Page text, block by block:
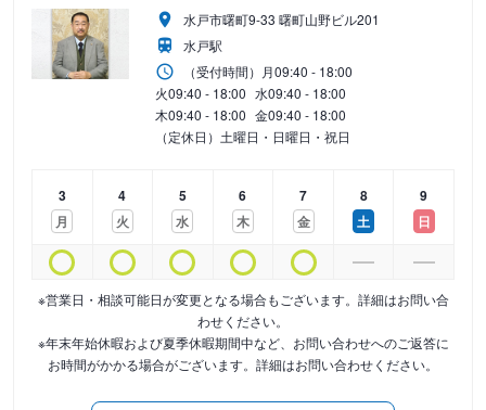
水戸市曙町9-33 曙町山野ビル201
水戸駅
（受付時間） 月09:40 - 18:00
火09:40 - 18:00 水09:40 - 18:00
木09:40 - 18:00 金09:40 - 18:00
（定休日）土曜日・日曜日・祝日
3
月
4
火
5
水
6
木
7
金
8
土
9
日
※営業日・相談可能日が変更となる場合もございます。詳細はお問い合
わせください。
※年末年始休暇および夏季休暇期間中など、お問い合わせへのご返答に
お時間がかかる場合がございます。詳細はお問い合わせください。